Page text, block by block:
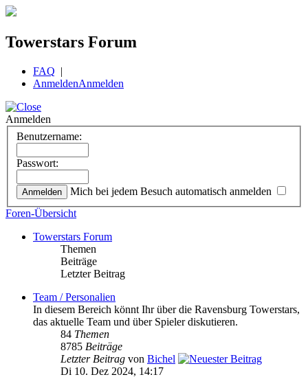
Towerstars Forum
FAQ |
AnmeldenAnmelden
Anmelden
Benutzername:
Passwort:
Mich bei jedem Besuch automatisch anmelden
Foren-Übersicht
Towerstars Forum
Themen
Beiträge
Letzter Beitrag
Team / Personalien
In diesem Bereich könnt Ihr über die Ravensburg Towerstars,
das aktuelle Team und über Spieler diskutieren.
84 Themen
8785 Beiträge
Letzter Beitrag von Bichel
Di 10. Dez 2024, 14:17